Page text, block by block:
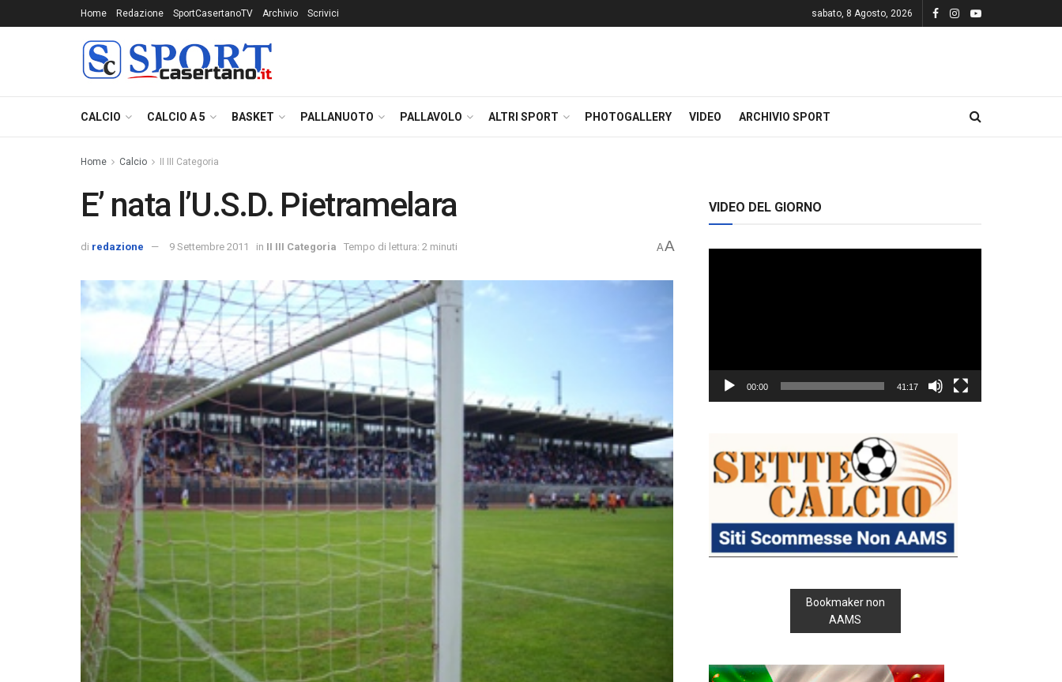
Home Redazione SportCasertanoTV Archivio Scrivici sabato, 8 Agosto, 2026
CALCIO CALCIO A 5 BASKET PALLANUOTO PALLAVOLO ALTRI SPORT PHOTOGALLERY VIDEO ARCHIVIO SPORT
Home Calcio II III Categoria
E’ nata l’U.S.D. Pietramelara
di redazione 9 Settembre 2011 in II III Categoria Tempo di lettura: 2 minuti AA
VIDEO DEL GIORNO
00:00 41:17
Bookmaker non
AAMS